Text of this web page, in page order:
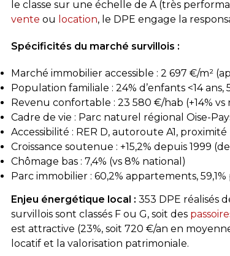
Très satisfait de la prestation.
J’ai appelé le vendredi pour prendre
rendez-vous et une intervention a pu être
programmée dès le lundi matin.
Le diagnostiqueur est arrivé à l’heure, a
été très professionnel, efficace et a pris le
temps de répondre à mes questions.
Le rapport de diagnostic m’a été transmis
dès le lundi soir, ce qui est très
Lire la suite
Pierre Dechaume
il y a 1 semaine
le classe sur une échelle de A (très
vente ou location, le DPE engage la
Spécificités du marché survillois :
Marché immobilier accessible : 2 697 €/m²
Population familiale : 24% d’enfants <14
Revenu confortable : 23 580 €/hab (+14%
Cadre de vie : Parc naturel régional Oise-
Accessibilité : RER D, autoroute A1, proximité
Croissance soutenue : +15,2% depuis 1999
Chômage bas : 7,4% (vs 8% national)
Parc immobilier : 60,2% appartements,
Enjeu énergétique local : 353 DPE réalisés
survillois sont classés F ou G, soit des
est attractive (23%, soit 720 €/an en
locatif et la valorisation patrimoniale.